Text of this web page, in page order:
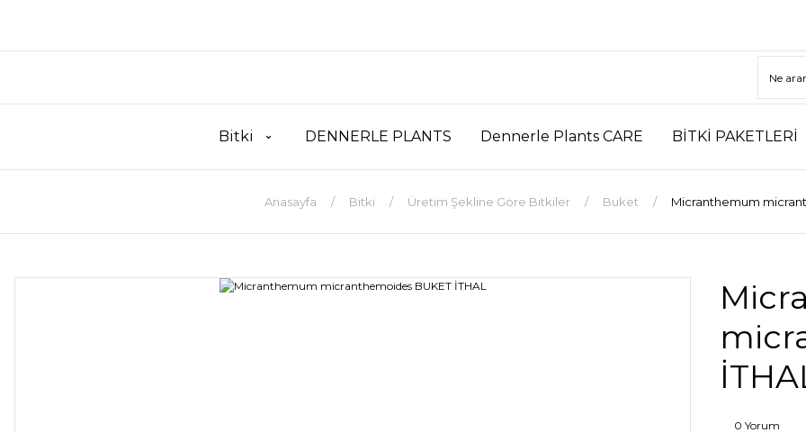
Bitki DENNERLE PLANTS Dennerle Plants CARE BİTKİ PAKETLERİ
Anasayfa Bitki Üretim Şekline Göre Bitkiler Buket Micranthemum
0 Yorum